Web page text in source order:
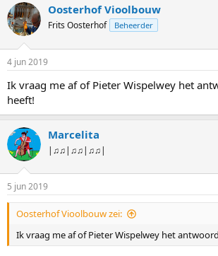
Tijdens de lessen werd niet alleen gespeeld uit
twee docenten geselecteerde repertoire, maar
compositie van Max Knigge voor cello-orkest.
voor de compositie was een kunstwerk van
kikkers, kraaien ; met subtitel strijkstok,
Deze is op zondagmiddag in aanwezigheid van
wereldpremiere gegaan.
Pieter Wispelwey met het Dudok Kwartet het
Schumann speelde in een bewerking van Anssi
strijkkwintet in C van Schubert speelde.
Of het allemaal nog niet genoeg was, waren er
de leerlingen met de nieuwe compositie nog
Pieter Wispelwey en Monique Heidema.
En tot slot mag niet onvermeld blijven dat
geregeld opdook bij concerten om gedichten
betrekking hadden op de cello en alles wat
Oosterhof Vioolbouw
Frits Oosterhof Beheerder
4 jun 2019
Ik vraag me af of Pieter Wispelwey het
heeft!
Marcelita
|♫♫|♫♫|♫♫|
5 jun 2019
Oosterhof Vioolbouw zei:
Ik vraag me af of Pieter Wispelwey het